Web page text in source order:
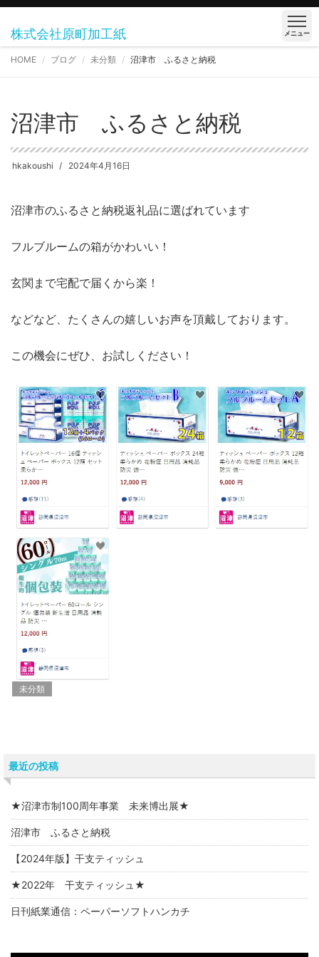
株式会社原町加工紙 メニュー
HOME ブログ 未分類 沼津市 ふるさと納税
沼津市 ふるさと納税
hkakoushi 2024年4月16日
沼津市のふるさと納税返礼品に選ばれています
フルブルームの箱がかわいい！
玄関まで宅配で届くから楽！
などなど、たくさんの嬉しいお声を頂戴しております。
この機会にぜひ、お試しください！
未分類
最近の投稿
★沼津市制100周年事業 未来博出展★
沼津市 ふるさと納税
【2024年版】干支ティッシュ
★2022年 干支ティッシュ★
日刊紙業通信：ペーパーソフトハンカチ